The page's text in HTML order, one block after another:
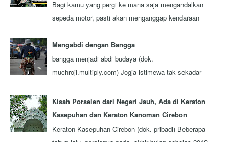
Bagi kamu yang pergi ke mana saja mengandalkan
sepeda motor, pasti akan menganggap kendaraan
Mengabdi dengan Bangga
bangga menjadi abdi budaya (dok.
muchroji.multiply.com) Jogja istimewa tak sekadar
keistim...
Kisah Porselen dari Negeri Jauh, Ada di Keraton
Kasepuhan dan Keraton Kanoman Cirebon
Keraton Kasepuhan Cirebon (dok. pribadi) Beberapa